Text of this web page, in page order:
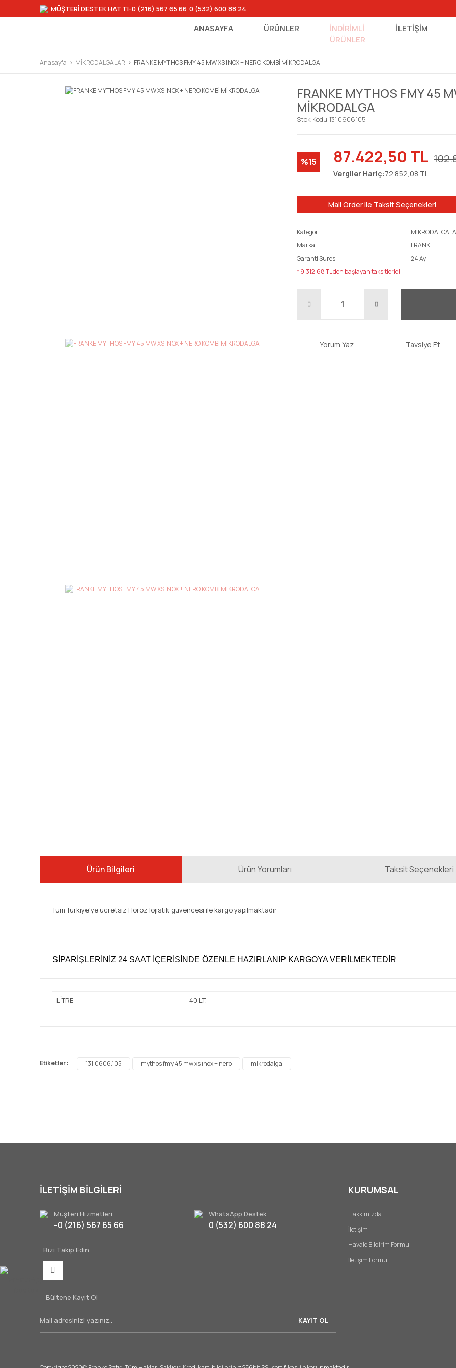
MÜŞTERİ DESTEK HATTI-0 (216) 567 65 66-0 (532) 600 88 24
ANASAYFA ÜRÜNLER
İNDİRİMLİ
ÜRÜNLER
İLETİŞİM
Anasayfa MİKRODALGALAR FRANKE MYTHOS FMY 45 MW XS INOX + NERO KOMBİ MİKRODALGA
FRANKE MYTHOS FMY 45
MİKRODALGA
Stok Kodu:131.0606.105
%15 87.422,50 TL
Vergiler Hariç:72.852,08 TL
Mail Order ile Taksit Seçenekleri
Kategori
Marka
FRANKE
Garanti Süresi
24 Ay
* 9.312,68 TL den başlayan taksitlerle!
Yorum Yaz Tavsiye Et
Ürün Bilgileri Ürün Yorumları Taksit Seçenekleri
Tüm Türkiye'ye ücretsiz Horoz lojistik güvencesi ile kargo yapılmaktadır
SİPARİŞLERİNİZ 24 SAAT İÇERİSİNDE ÖZENLE HAZIRLANIP KARGOYA VERİLMEKTEDİR
LİTRE : 40 LT.
Etiketler : 131.0606.105 mythos fmy 45 mw xs ınox + nero mikrodalga
İLETİŞİM BİLGİLERİ
Müşteri Hizmetleri
-0 (216) 567 65 66
WhatsApp Destek
0 (532) 600 88 24
Bizi Takip Edin
Bültene Kayıt Ol
KAYIT OL
KURUMSAL
Hakkımızda
İletişim
Havale Bildirim Formu
İletişim Formu